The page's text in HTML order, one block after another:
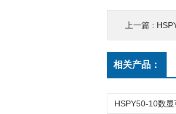
上一篇 :
相关产品：